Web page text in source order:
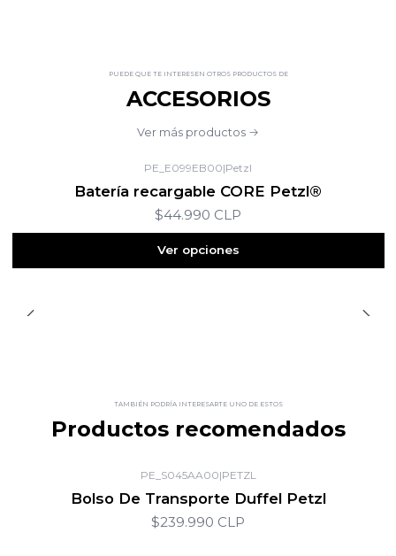
PUEDE QUE TE INTERESEN OTROS PRODUCTOS DE
ACCESORIOS
Ver más productos
PE_E099EB00|Petzl
Batería recargable CORE Petzl®
$44.990 CLP
Ver opciones
TAMBIÉN PODRÍA INTERESARTE UNO DE ESTOS
Productos recomendados
PE_S045AA00|PETZL
Bolso De Transporte Duffel Petzl
$239.990 CLP